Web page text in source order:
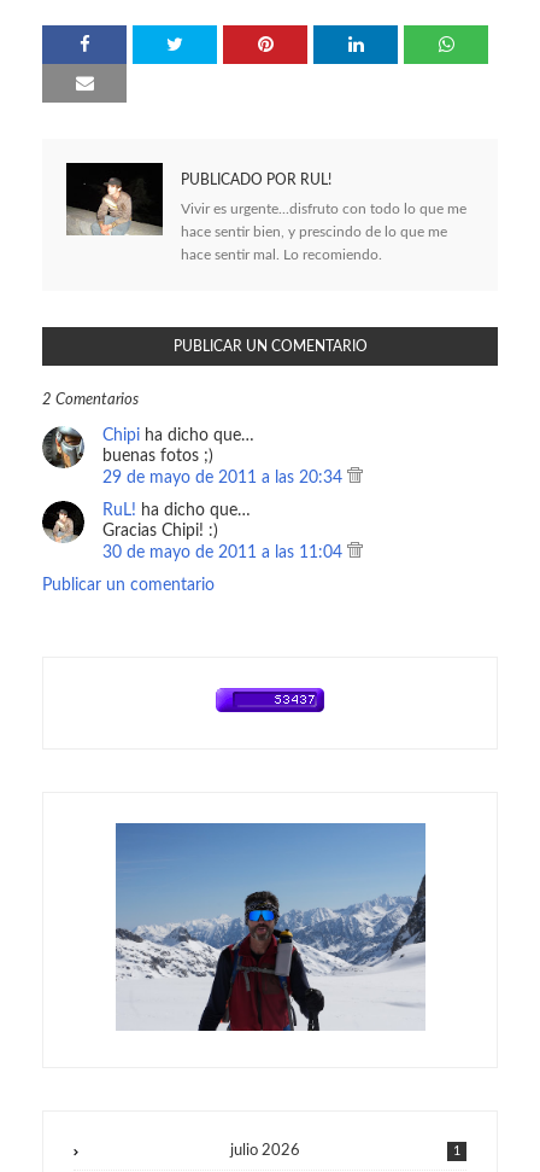
PUBLICADO POR RUL!
Vivir es urgente...disfruto con todo lo que me
hace sentir bien, y prescindo de lo que me
hace sentir mal. Lo recomiendo.
PUBLICAR UN COMENTARIO
2 Comentarios
Chipi ha dicho que…
buenas fotos ;)
29 de mayo de 2011 a las 20:34
RuL! ha dicho que…
Gracias Chipi! :)
30 de mayo de 2011 a las 11:04
Publicar un comentario
julio 2026 1